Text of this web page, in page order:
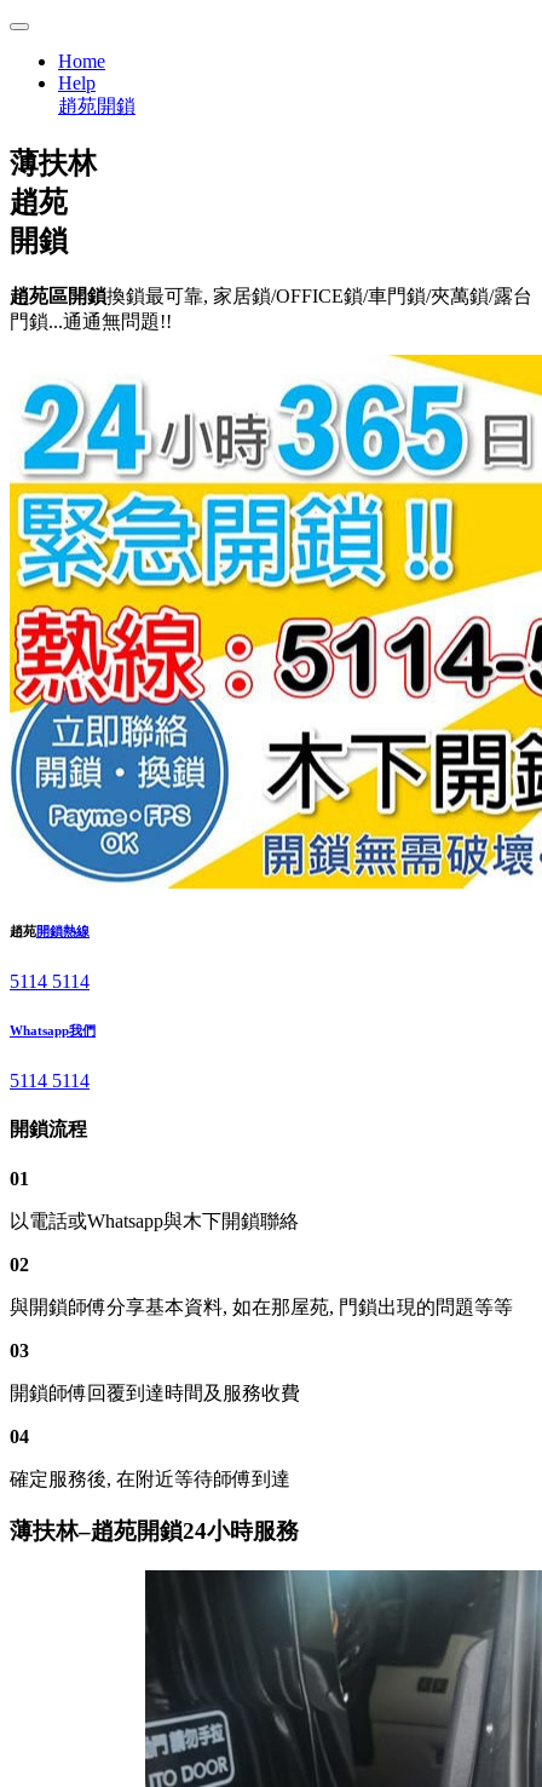
Home
Help
趙苑開鎖
薄扶林
趙苑
開鎖
趙苑區開鎖換鎖最可靠, 家居鎖/OFFICE鎖/車門鎖/夾萬鎖/露台
門鎖...通通無問題!!
趙苑開鎖熱線
5114 5114
Whatsapp我們
5114 5114
開鎖流程
01
以電話或Whatsapp與木下開鎖聯絡
02
與開鎖師傅分享基本資料, 如在那屋苑, 門鎖出現的問題等等
03
開鎖師傅回覆到達時間及服務收費
04
確定服務後, 在附近等待師傅到達
薄扶林–趙苑開鎖24小時服務